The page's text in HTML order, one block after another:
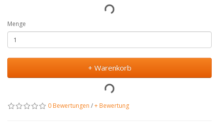
Menge
+ Warenkorb
0 Bewertungen /+ Bewertung